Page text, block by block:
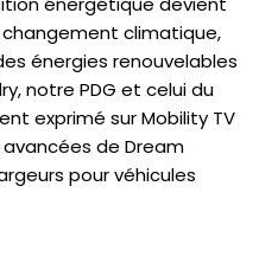
climatique,
énergies renouvelables
notre PDG et celui du
exprimé sur Mobility TV
de Dream
pour véhicules